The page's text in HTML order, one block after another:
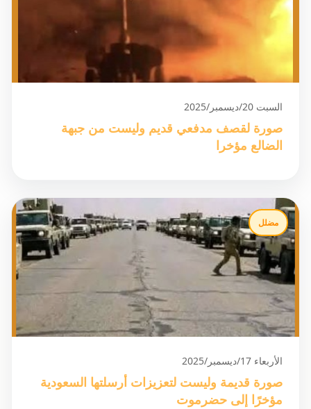
السبت 20/ديسمبر/2025
صورة لقصف مدفعي قديم وليست من جبهة
الضالع مؤخرا
مضلل
الأربعاء 17/ديسمبر/2025
صورة قديمة وليست لتعزيزات أرسلتها السعودية
مؤخرًا إلى حضرموت